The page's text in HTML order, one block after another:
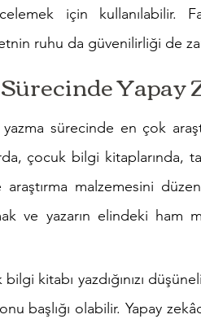
için kullanılabilir.
ruhu da güvenilirliği de
sürecinde en çok
çocuk bilgi kitaplarında,
araştırma malzemesini
ve yazarın elindeki
kitabı yazdığınızı
başlığı olabilir. Yapay